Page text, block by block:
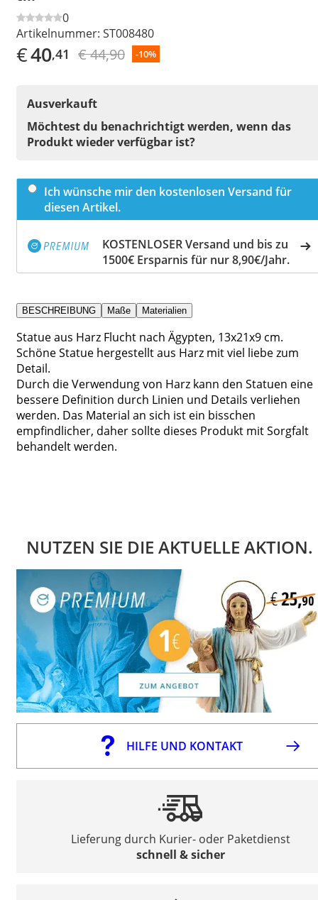
0
Artikelnummer: ST008480
€40,41 € 44,90 -10%
Ausverkauft
Möchtest du benachrichtigt werden, wenn das
Produkt wieder verfügbar ist?
Ich wünsche mir den kostenlosen Versand für
diesen Artikel.
KOSTENLOSER Versand und bis zu
1500€ Ersparnis für nur 8,90€/Jahr.
BESCHREIBUNG Maße Materialien
Statue aus Harz Flucht nach Ägypten, 13x21x9 cm.
Schöne Statue hergestellt aus Harz mit viel liebe zum
Detail.
Durch die Verwendung von Harz kann den Statuen eine
bessere Definition durch Linien und Details verliehen
werden. Das Material an sich ist ein bisschen
empfindlicher, daher sollte dieses Produkt mit Sorgfalt
behandelt werden.
NUTZEN SIE DIE AKTUELLE AKTION.
HILFE UND KONTAKT
Lieferung durch Kurier- oder Paketdienst
schnell & sicher